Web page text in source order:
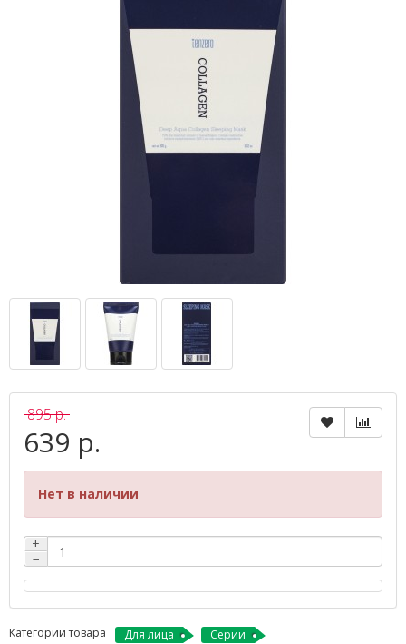
895 р.
639 р.
Нет в наличии
+
−
Категории товара Для лица
Серии